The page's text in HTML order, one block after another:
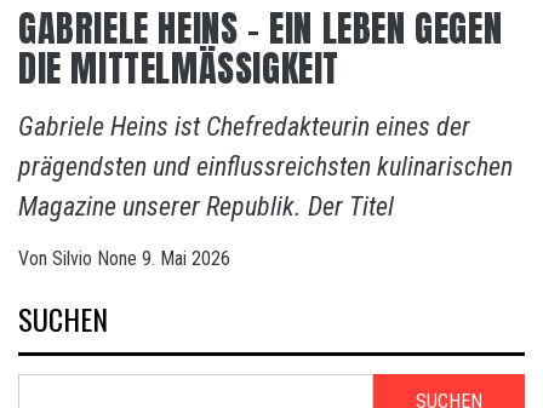
GABRIELE HEINS – EIN LEBEN GEGEN
DIE MITTELMÄSSIGKEIT
Gabriele Heins ist Chefredakteurin eines der
prägendsten und einflussreichsten kulinarischen
Magazine unserer Republik. Der Titel
Von Silvio None 9. Mai 2026
SUCHEN
SUCHEN